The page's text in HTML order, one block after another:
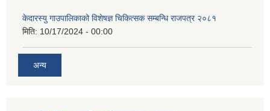
केदारस्यु गाउपालिकाको विशेषज्ञ चिकित्सक सम्बन्धि राजपत्र २०८१
मिति: 10/17/2024 - 00:00
अन्य